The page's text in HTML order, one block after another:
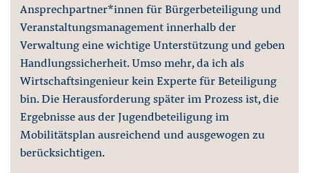
Ansprechpartner*innen für Bürgerbeteiligung und
Veranstaltungsmanagement innerhalb der
Verwaltung eine wichtige Unterstützung und geben
Handlungssicherheit. Umso mehr, da ich als
Wirtschaftsingenieur kein Experte für Beteiligung
bin. Die Herausforderung später im Prozess ist, die
Ergebnisse aus der Jugendbeteiligung im
Mobilitätsplan ausreichend und ausgewogen zu
berücksichtigen.